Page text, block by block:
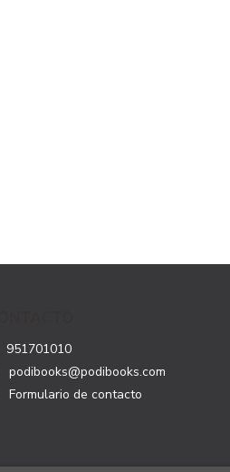
951701010
podibooks@podibooks.com
Formulario de contacto